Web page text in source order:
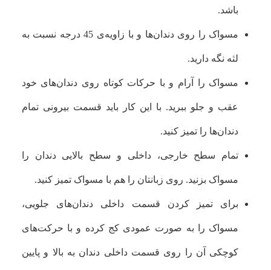
باشد.
مسواک را روی دندان‌ها و با زاویه‌ی 45 درجه نسبت به
لثه نگه دارید.
مسواک را آرام و با حرکات کوتاه روی دندان‌های خود
عقب و جلو ببرید. با این کار باید قسمت بیرونی تمام
دندان‌ها را تمیز کنید.
تمام سطح خارجی، داخلی و سطح بالایی دندان را
مسواک بزنید. روی زبانتان را هم با مسواک تمیز کنید.
برای تمیز کردن قسمت داخلی دندان‌های جلویی،
مسواک را به صورت عمودی کج کرده و با حرکت‌های
کوچکی آن را روی قسمت داخلی دندان به بالا و پایین